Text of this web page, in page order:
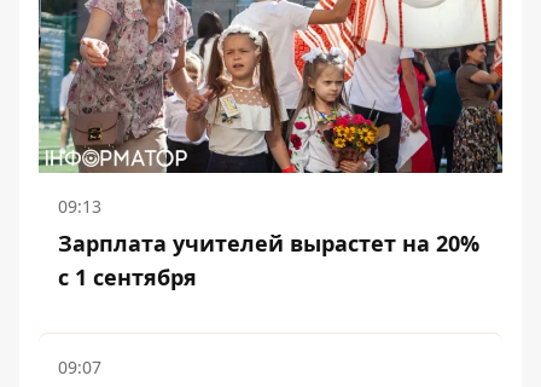
09:13
Зарплата учителей вырастет на 20%
с 1 сентября
09:07